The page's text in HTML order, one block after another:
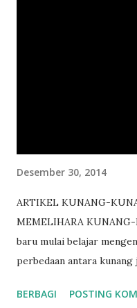
Desember 30, 2014
ARTIKEL KUNANG-
MEMELIHARA
baru mulai belajar
perbedaan antara kunang
dari jantan. Jantan
BERBAGI POSTING